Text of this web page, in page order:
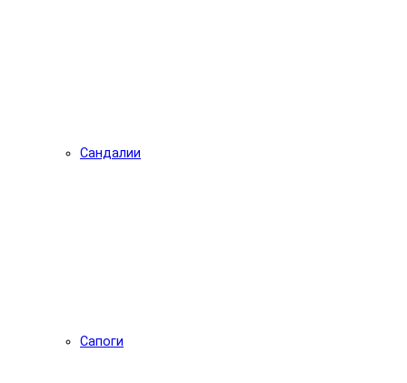
Сандалии
Сапоги